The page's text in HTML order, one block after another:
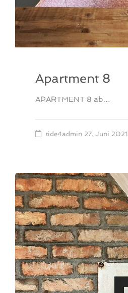
Apartment 8
APARTMENT 8 ab…
tide4admin 27. Juni 2021